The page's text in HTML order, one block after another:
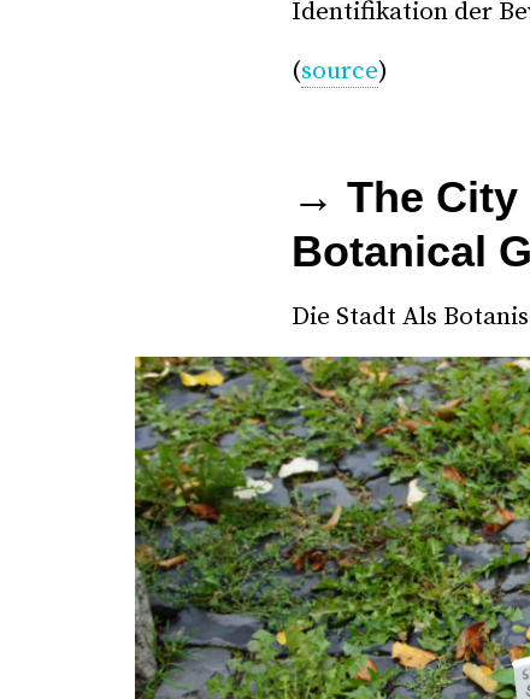
Identifikation der
(source)
→ The City
Botanical
Die Stadt Als